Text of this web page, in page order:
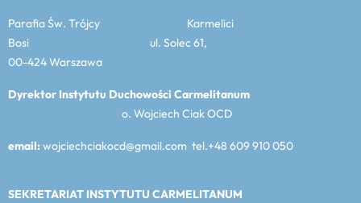
Parafia Św. Trójcy Karmelici
Bosi ul. Solec 61,
00-424 Warszawa
Dyrektor Instytutu Duchowości Carmelitanum
o. Wojciech Ciak OCD
email:wojciechciakocd@gmail.com tel.+48 609 910 050
SEKRETARIAT INSTYTUTU CARMELITANUM